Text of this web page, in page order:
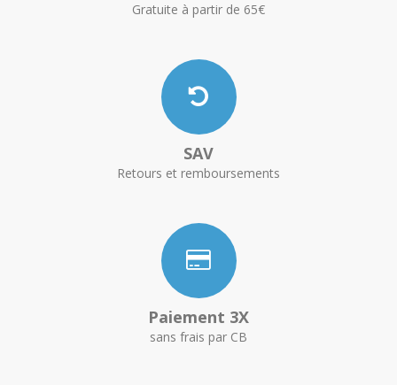
Gratuite à partir de 65€
SAV
Retours et remboursements
Paiement 3X
sans frais par CB